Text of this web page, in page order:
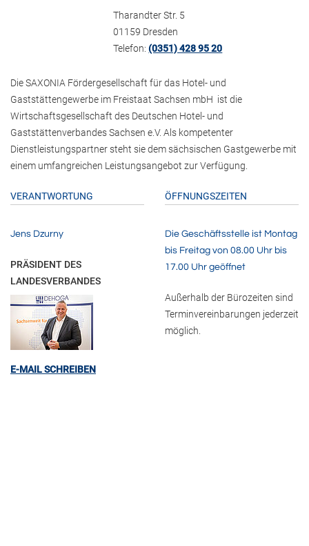
Tharandter Str. 5
01159 Dresden
Telefon:(0351) 428 95 20
Die SAXONIA Fördergesellschaft für das Hotel- und
Gaststättengewerbe im Freistaat Sachsen mbH ist die
Wirtschaftsgesellschaft des Deutschen Hotel- und
Gaststättenverbandes Sachsen e.V. Als kompetenter
Dienstleistungspartner steht sie dem sächsischen Gastgewerbe mit
einem umfangreichen Leistungsangebot zur Verfügung.
VERANTWORTUNG
Jens Dzurny
PRÄSIDENT DES
LANDESVERBANDES
E-MAIL SCHREIBEN
ÖFFNUNGSZEITEN
Die Geschäftsstelle ist Montag
bis Freitag von 08.00 Uhr bis
17.00 Uhr geöffnet
Außerhalb der Bürozeiten sind
Terminvereinbarungen jederzeit
möglich.